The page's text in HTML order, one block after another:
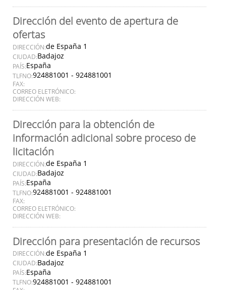
Dirección del evento de apertura de
ofertas
DIRECCIÓN:de España 1
CIUDAD:Badajoz
PAÍS:España
TLFNO:924881001 - 924881001
FAX:
CORREO ELETRÓNICO:
DIRECCIÓN WEB:
Dirección para la obtención de
información adicional sobre proceso de
licitación
DIRECCIÓN:de España 1
CIUDAD:Badajoz
PAÍS:España
TLFNO:924881001 - 924881001
FAX:
CORREO ELETRÓNICO:
DIRECCIÓN WEB:
Dirección para presentación de recursos
DIRECCIÓN:de España 1
CIUDAD:Badajoz
PAÍS:España
TLFNO:924881001 - 924881001